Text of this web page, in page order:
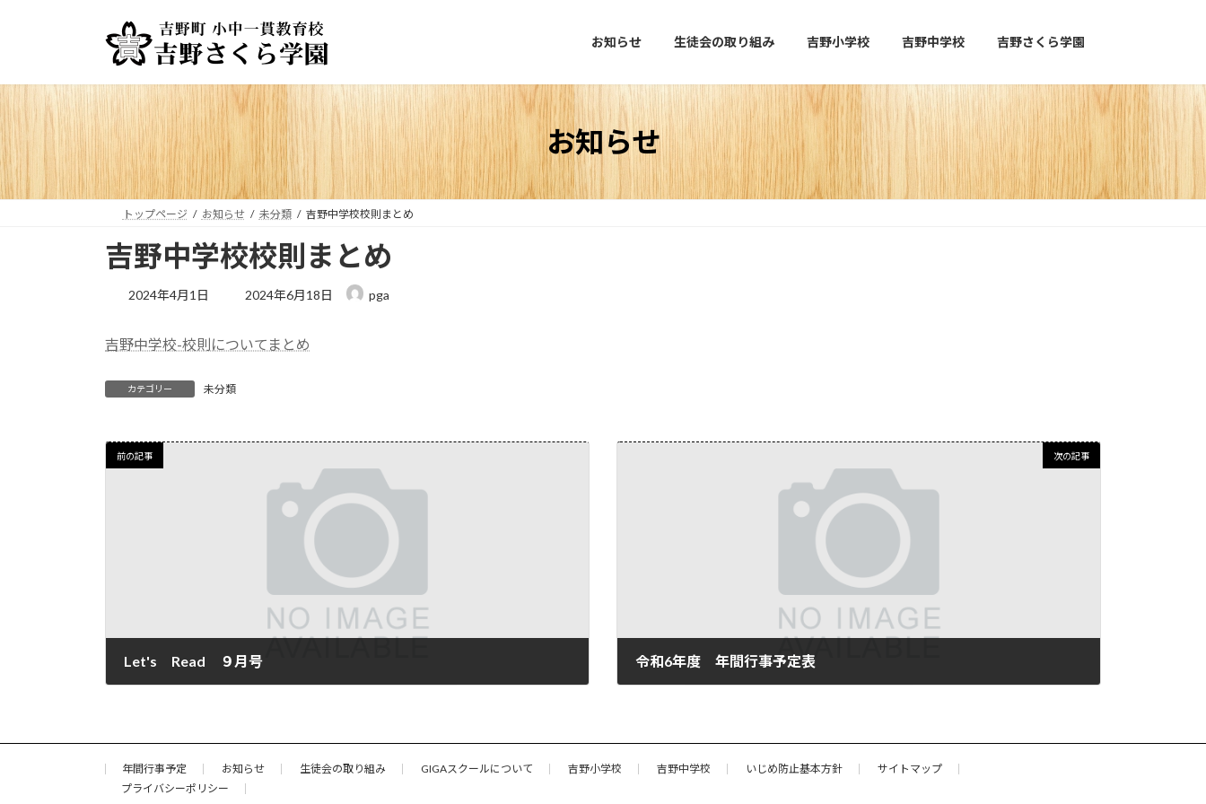
ツ
へ
キ
ッ
プ
シ
ョ
に
移
動
お知らせ 生徒会の取り組み 吉野小学校 吉野中学校 吉野さくら学園
お知らせ
トップページ お知らせ 未分類 吉野中学校校則まとめ
吉野中学校校則まとめ
2024年4月1日
最
新
2024年6月18日 pga
吉野中学校-校則についてまとめ
カテゴリー 未分類
前の記事
Let's Read ９月号
次の記事
令和6年度 年間行事予定表
年間行事予定 お知らせ 生徒会の取り組み GIGAスクールについて 吉野小学校 吉野中学校 いじめ防止基本方針
サイトマップ
プライバシーポリシー